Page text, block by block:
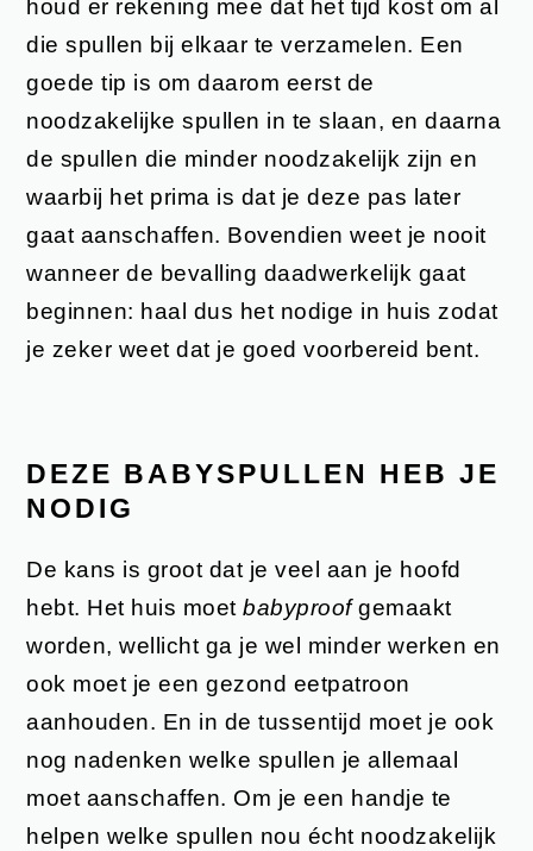
houd er rekening mee dat het tijd kost om al
die spullen bij elkaar te verzamelen. Een
goede tip is om daarom eerst de
noodzakelijke spullen in te slaan, en daarna
de spullen die minder noodzakelijk zijn en
waarbij het prima is dat je deze pas later
gaat aanschaffen. Bovendien weet je nooit
wanneer de bevalling daadwerkelijk gaat
beginnen: haal dus het nodige in huis zodat
je zeker weet dat je goed voorbereid bent.
DEZE BABYSPULLEN HEB JE
NODIG
De kans is groot dat je veel aan je hoofd
hebt. Het huis moetbabyproofgemaakt
worden, wellicht ga je wel minder werken en
ook moet je een gezond eetpatroon
aanhouden. En in de tussentijd moet je ook
nog nadenken welke spullen je allemaal
moet aanschaffen. Om je een handje te
helpen welke spullen nou écht noodzakelijk